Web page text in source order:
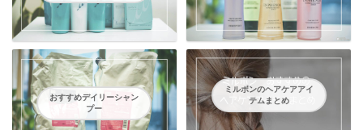
おすすめデイリーシャン
プー
ミルボンのヘアケアアイ
テムまとめ